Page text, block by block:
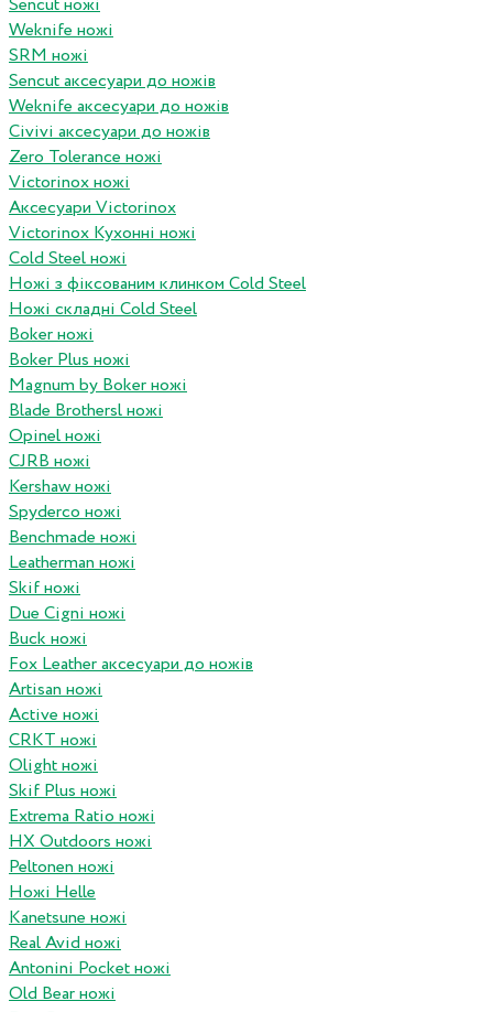
Sencut ножі
Weknife ножі
SRM ножі
Sencut аксесуари до ножів
Weknife аксесуари до ножів
Civivi аксесуари до ножів
Zero Tolerance ножі
Victorinox ножі
Аксесуари Victorinox
Victorinox Кухонні ножі
Cold Steel ножі
Ножі з фіксованим клинком Cold Steel
Ножі складні Cold Steel
Boker ножі
Boker Plus ножі
Magnum by Boker ножі
Blade Brothersl ножі
Opinel ножі
CJRB ножі
Kershaw ножі
Spyderco ножі
Benchmade ножі
Leatherman ножі
Skif ножі
Due Cigni ножі
Buck ножі
Fox Leather аксесуари до ножів
Artisan ножі
Active ножі
CRKT ножі
Olight ножі
Skif Plus ножі
Extrema Ratio ножі
HX Outdoors ножі
Peltonen ножі
Ножі Helle
Kanetsune ножі
Real Avid ножі
Antonini Pocket ножі
Old Bear ножі